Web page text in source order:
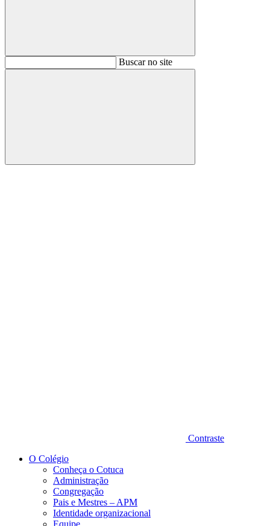
BuscarBuscar no site
Buscar
Contraste
O Colégio
Conheça o Cotuca
Administração
Congregação
Pais e Mestres – APM
Identidade organizacional
Equipe